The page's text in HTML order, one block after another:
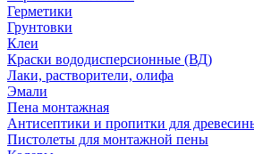
Герметики
Грунтовки
Клеи
Краски вододисперсионные (ВД)
Лаки, растворители, олифа
Эмали
Пена монтажная
Антисептики и пропитки для
Пистолеты для монтажной пены